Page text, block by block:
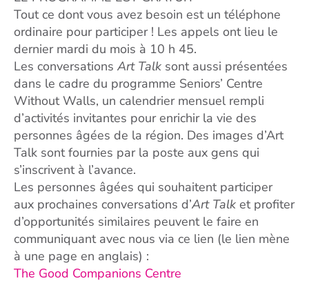
Tout ce dont vous avez besoin est un téléphone
ordinaire pour participer ! Les appels ont lieu le
dernier mardi du mois à 10 h 45.
Les conversations Art Talk sont aussi présentées
dans le cadre du programme Seniors’ Centre
Without Walls, un calendrier mensuel rempli
d’activités invitantes pour enrichir la vie des
personnes âgées de la région. Des images d’Art
Talk sont fournies par la poste aux gens qui
s’inscrivent à l’avance.
Les personnes âgées qui souhaitent participer
aux prochaines conversations d’Art Talk et profiter
d’opportunités similaires peuvent le faire en
communiquant avec nous via ce lien (le lien mène
à une page en anglais) :
The Good Companions Centre